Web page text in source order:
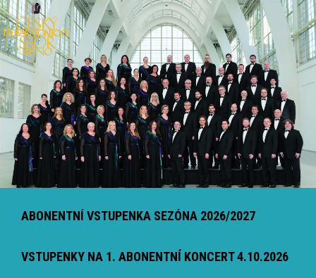
ABONENTNÍ VSTUPENKA SEZÓNA 2026/2027
VSTUPENKY NA 1. ABONENTNÍ KONCERT 4.10.2026